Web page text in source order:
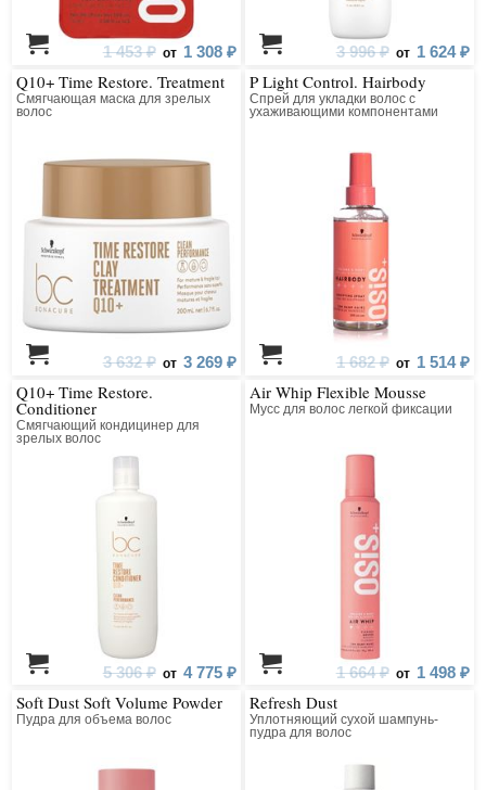
1 453 ₽ от 1 308 ₽ 3 996 ₽ от 1 624 ₽
Q10+ Time Restore. Treatment
Смягчающая маска для зрелых
волос
3 632 ₽ от 3 269 ₽
P Light Control. Hairbody
Спрей для укладки волос с
ухаживающими компонентами
1 682 ₽ от 1 514 ₽
Q10+ Time Restore.
Conditioner
Смягчающий кондицинер для
зрелых волос
5 306 ₽ от 4 775 ₽
Air Whip Flexible Mousse
Мусс для волос легкой фиксации
1 664 ₽ от 1 498 ₽
Soft Dust Soft Volume Powder
Пудра для объема волос
Refresh Dust
Уплотняющий сухой шампунь-
пудра для волос